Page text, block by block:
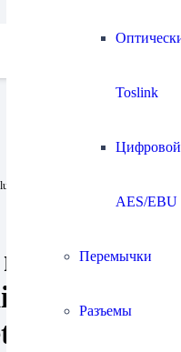
Toslink
Цифровой
AES/EBU
Перемычки
Разъемы
Robin Hood with Cornet 1
Blue Robin